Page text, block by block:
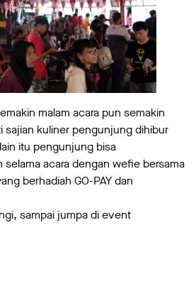
malam acara pun semakin
sajian kuliner pengunjung dihibur
itu pengunjung bisa
selama acara dengan wefie bersama
berhadiah GO-PAY dan
sampai jumpa di event